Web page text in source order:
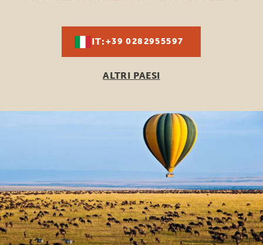
IT:+39 0282955597
ALTRI PAESI